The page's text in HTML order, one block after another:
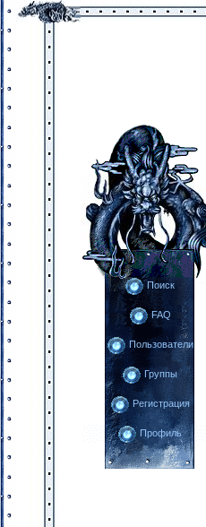
Поиск
FAQ
Пользователи
Группы
Регистрация
Профиль